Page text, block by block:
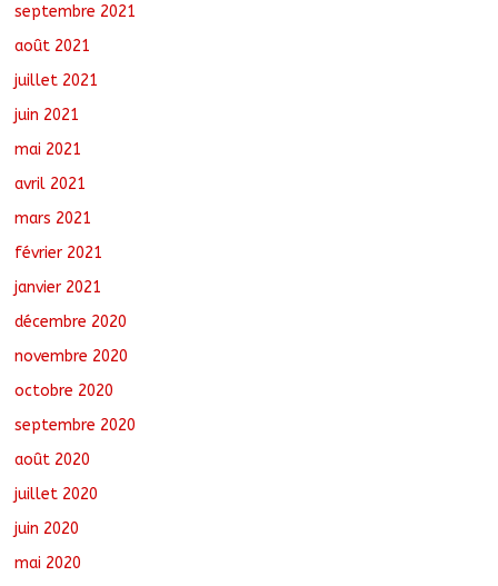
septembre 2021
août 2021
juillet 2021
juin 2021
mai 2021
avril 2021
mars 2021
février 2021
janvier 2021
décembre 2020
novembre 2020
octobre 2020
septembre 2020
août 2020
juillet 2020
juin 2020
mai 2020